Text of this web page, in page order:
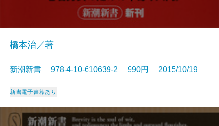
橋本治／著
新潮新書 978-4-10-610639-2 990円 2015/10/19
新書電子書籍あり